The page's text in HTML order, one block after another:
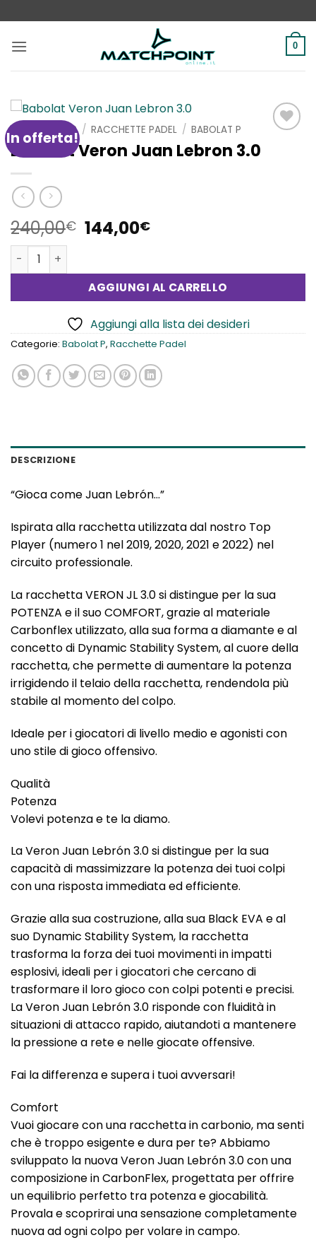
ai
contenuti
0
In offerta!
Aggiungi
alla lista
HOME SHOP / RACCHETTE PADEL / BABOLAT P
Babolat Veron Juan Lebron 3.0
240,00€ Il
prezzo
era:
240,00€.
144,00€Il
è:
144,00€.
Babolat Veron Juan Lebron 3.0 quantità
AGGIUNGI AL CARRELLO
Aggiungi alla lista dei desideri
Categorie: Babolat P, Racchette Padel
DESCRIZIONE
“Gioca come Juan Lebrón…”
Ispirata alla racchetta utilizzata dal nostro Top
Player (numero 1 nel 2019, 2020, 2021 e 2022) nel
circuito professionale.
La racchetta VERON JL 3.0 si distingue per la sua
POTENZA e il suo COMFORT, grazie al materiale
Carbonflex utilizzato, alla sua forma a diamante e al
concetto di Dynamic Stability System, al cuore della
racchetta, che permette di aumentare la potenza
irrigidendo il telaio della racchetta, rendendola più
stabile al momento del colpo.
Ideale per i giocatori di livello medio e agonisti con
uno stile di gioco offensivo.
Qualità
Potenza
Volevi potenza e te la diamo.
La Veron Juan Lebrón 3.0 si distingue per la sua
capacità di massimizzare la potenza dei tuoi colpi
con una risposta immediata ed efficiente.
Grazie alla sua costruzione, alla sua Black EVA e al
suo Dynamic Stability System, la racchetta
trasforma la forza dei tuoi movimenti in impatti
esplosivi, ideali per i giocatori che cercano di
trasformare il loro gioco con colpi potenti e precisi.
La Veron Juan Lebrón 3.0 risponde con fluidità in
situazioni di attacco rapido, aiutandoti a mantenere
la pressione a rete e nelle giocate offensive.
Fai la differenza e supera i tuoi avversari!
Comfort
Vuoi giocare con una racchetta in carbonio, ma senti
che è troppo esigente e dura per te? Abbiamo
sviluppato la nuova Veron Juan Lebrón 3.0 con una
composizione in CarbonFlex, progettata per offrire
un equilibrio perfetto tra potenza e giocabilità.
Provala e scoprirai una sensazione completamente
nuova ad ogni colpo per volare in campo.